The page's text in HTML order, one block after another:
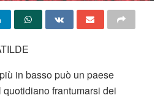
in basso può un paese
frantumarsi dei